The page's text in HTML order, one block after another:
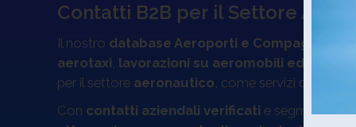
Contatti B2B per il Settore
Il nostro database Aeroporti e Compagnie
aerotaxi, lavorazioni su aeromobili ed
per il settore aeronautico, come servizi di
Con contatti aziendali verificati e segmentati